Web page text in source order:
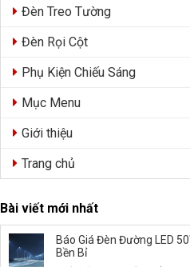
Đèn Treo Tường
Đèn Rọi Cột
Phụ Kiện Chiếu Sáng
Mục Menu
Giới thiệu
Trang chủ
Bài viết mới nhất
Báo Giá Đèn Đường LED
Bền Bỉ